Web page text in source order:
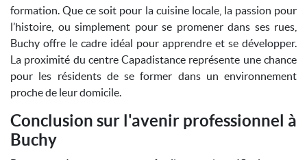
formation. Que ce soit pour la cuisine locale, la passion pour
l’histoire, ou simplement pour se promener dans ses rues,
Buchy offre le cadre idéal pour apprendre et se développer.
La proximité du centre Capadistance représente une chance
pour les résidents de se former dans un environnement
proche de leur domicile.
Conclusion sur l'avenir professionnel à
Buchy